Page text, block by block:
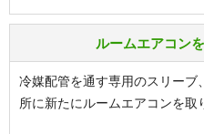
ルームエアコン
冷媒配管を通す専用のスリーブ
所に新たにルームエアコンを取